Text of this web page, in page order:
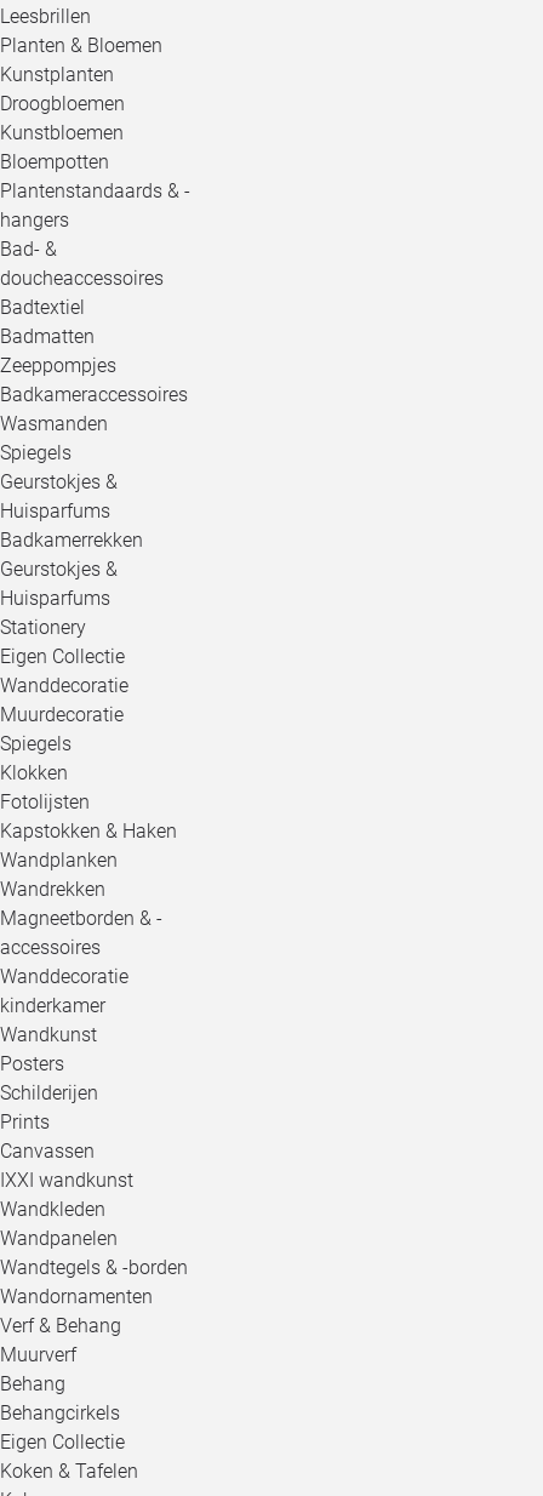
Leesbrillen
Planten & Bloemen
Kunstplanten
Droogbloemen
Kunstbloemen
Bloempotten
Plantenstandaards & -
hangers
Bad- &
doucheaccessoires
Badtextiel
Badmatten
Zeeppompjes
Badkameraccessoires
Wasmanden
Spiegels
Geurstokjes &
Huisparfums
Badkamerrekken
Geurstokjes &
Huisparfums
Stationery
Eigen Collectie
Wanddecoratie
Muurdecoratie
Spiegels
Klokken
Fotolijsten
Kapstokken & Haken
Wandplanken
Wandrekken
Magneetborden & -
accessoires
Wanddecoratie
kinderkamer
Wandkunst
Posters
Schilderijen
Prints
Canvassen
IXXI wandkunst
Wandkleden
Wandpanelen
Wandtegels & -borden
Wandornamenten
Verf & Behang
Muurverf
Behang
Behangcirkels
Eigen Collectie
Koken & Tafelen